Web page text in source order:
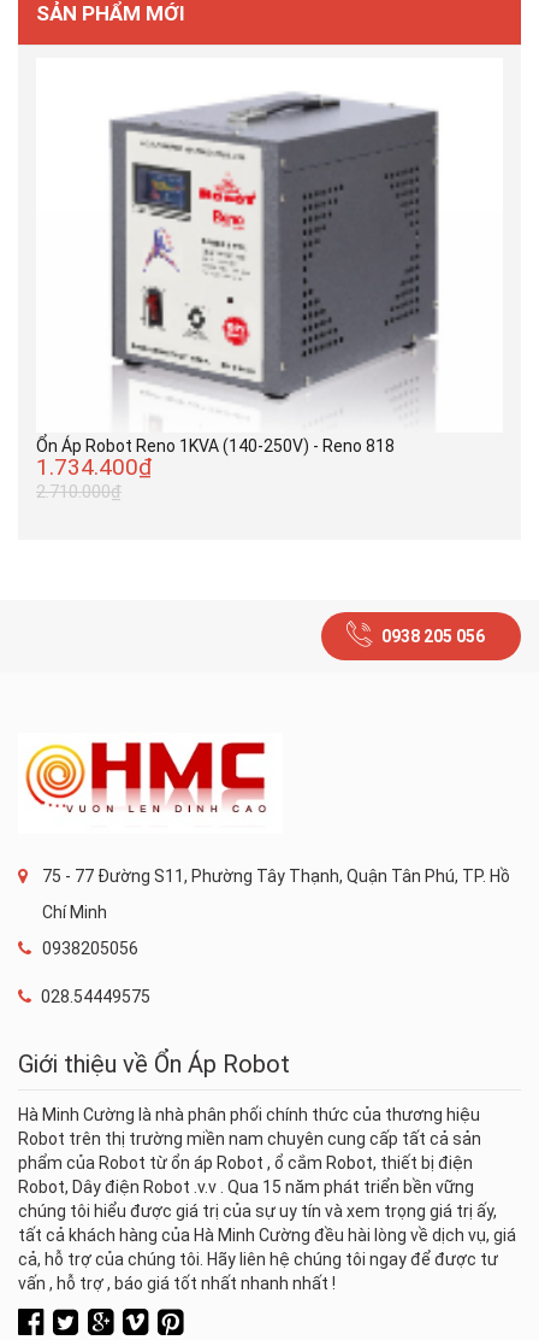
SẢN PHẨM MỚI
Ổn Áp Robot Reno 1KVA (140-250V) - Reno 818
1.734.400₫
2.710.000₫
0938 205 056
75 - 77 Đường S11, Phường Tây Thạnh, Quận Tân Phú, TP. Hồ
Chí Minh
0938205056
028.54449575
Giới thiệu về Ổn Áp Robot
Hà Minh Cường là nhà phân phối chính thức của thương hiệu
Robot trên thị trường miền nam chuyên cung cấp tất cả sản
phẩm của Robot từ ổn áp Robot , ổ cắm Robot, thiết bị điện
Robot, Dây điện Robot .v.v . Qua 15 năm phát triển bền vững
chúng tôi hiểu được giá trị của sự uy tín và xem trọng giá trị ấy,
tất cả khách hàng của Hà Minh Cường đều hài lòng về dịch vụ, giá
cả, hỗ trợ của chúng tôi. Hãy liên hệ chúng tôi ngay để được tư
vấn , hỗ trợ , báo giá tốt nhất nhanh nhất !